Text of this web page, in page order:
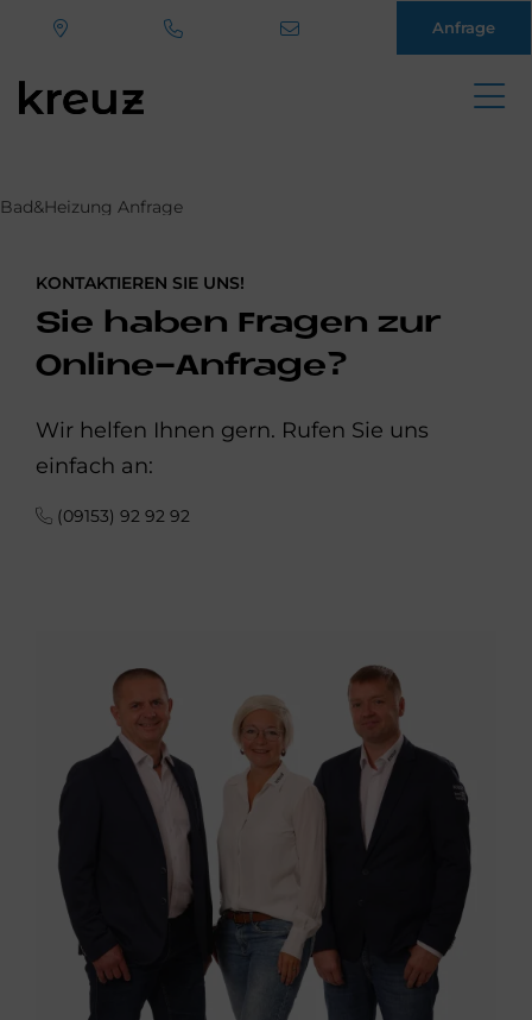
Anfrage
Bad&Heizung Anfrage
KONTAKTIEREN SIE UNS!
Sie ha­ben Fra­gen zur
On­line-An­fra­ge?
Wir helfen Ihnen gern. Rufen Sie uns
einfach an:
(09153) 92 92 92